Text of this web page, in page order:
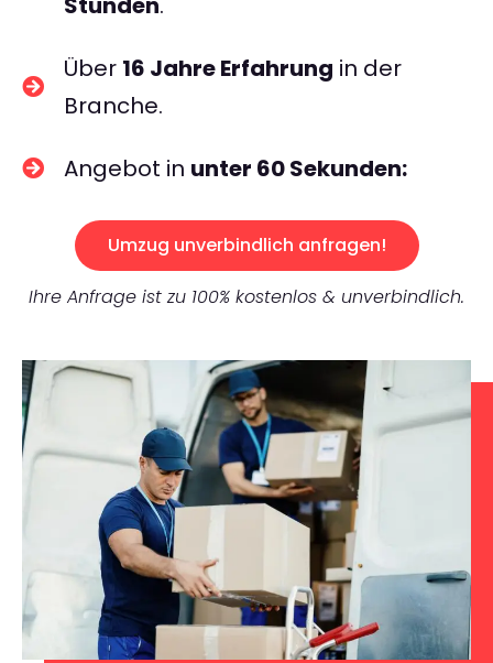
Über 16 Jahre Erfahrung in der
Branche.
Angebot in unter 60 Sekunden:
Umzug unverbindlich anfragen!
Ihre Anfrage ist zu 100% kostenlos & unverbindlich.